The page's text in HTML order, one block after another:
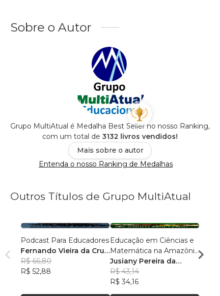
Sobre o Autor
Grupo MultiAtual é Medalha Best Seller no nosso Ranking,
com um total de 3132 livros vendidos!
Mais sobre o autor
Entenda o nosso Ranking de Medalhas
Outros Títulos de Grupo MultiAtual
Podcast Para Educadores
Fernando Vieira da Cruz
(Fernandinho Cruz)
R$ 66,80
R$ 52,88
Educação em Ciências e
Matemática na Amazônia
Legal: Pesquisas e
Práticas Pedagógicas
Jusiany Pereira da
Cunha dos Santos
R$ 43,14
R$ 34,16
Érica